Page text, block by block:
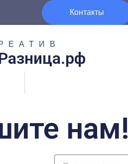
Контакты
нам!